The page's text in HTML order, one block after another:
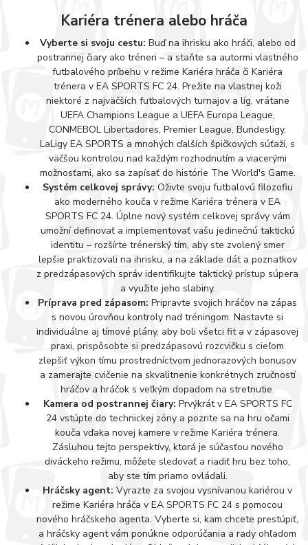
Kariéra trénera alebo hráča
Vyberte si svoju cestu: Buď na ihrisku ako hráči, alebo od
postrannej čiary ako tréneri – a staňte sa autormi vlastného
futbalového príbehu v režime Kariéra hráča či Kariéra
trénera v EA SPORTS FC 24. Prežite na vlastnej koži
niektoré z najväčších futbalových turnajov a líg, vrátane
UEFA Champions League a UEFA Europa League,
CONMEBOL Libertadores, Premier League, Bundesligy,
LaLigy EA SPORTS a mnohých ďalších špičkových súťaží, s
väčšou kontrolou nad každým rozhodnutím a viacerými
možnosťami, ako sa zapísať do histórie The World's Game.
Systém celkovej správy: Oživte svoju futbalovú filozofiu
ako moderného kouča v režime Kariéra trénera v EA
SPORTS FC 24. Úplne nový systém celkovej správy vám
umožní definovať a implementovať vašu jedinečnú taktickú
identitu – rozšírte trénerský tím, aby ste zvolený smer
lepšie praktizovali na ihrisku, a na základe dát a poznatkov
z predzápasových správ identifikujte taktický prístup súpera
a využite jeho slabiny.
Príprava pred zápasom: Pripravte svojich hráčov na zápas
s novou úrovňou kontroly nad tréningom. Nastavte si
individuálne aj tímové plány, aby boli všetci fit a v zápasovej
praxi, prispôsobte si predzápasovú rozcvičku s cieľom
zlepšiť výkon tímu prostredníctvom jednorazových bonusov
a zamerajte cvičenie na skvalitnenie konkrétnych zručností
hráčov a hráčok s veľkým dopadom na stretnutie.
Kamera od postrannej čiary: Prvýkrát v EA SPORTS FC
24 vstúpte do technickej zóny a pozrite sa na hru očami
kouča vďaka novej kamere v režime Kariéra trénera.
Zásluhou tejto perspektívy, ktorá je súčasťou nového
diváckeho režimu, môžete sledovať a riadiť hru bez toho,
aby ste tím priamo ovládali.
Hráčsky agent: Vyrazte za svojou vysnívanou kariérou v
režime Kariéra hráča v EA SPORTS FC 24 s pomocou
nového hráčskeho agenta. Vyberte si, kam chcete prestúpiť,
a hráčsky agent vám ponúkne odporúčania a rady ohľadom